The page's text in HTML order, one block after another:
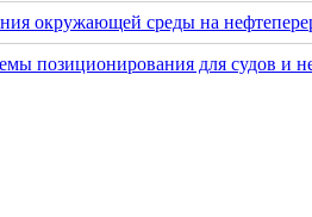
окружающей среды на
позиционирования для судов и